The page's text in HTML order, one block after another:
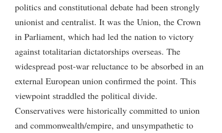
politics and constitutional debate had been strongly
unionist and centralist. It was the Union, the Crown
in Parliament, which had led the nation to victory
against totalitarian dictatorships overseas. The
widespread post-war reluctance to be absorbed in an
external European union confirmed the point. This
viewpoint straddled the political divide.
Conservatives were historically committed to union
and commonwealth/empire, and unsympathetic to